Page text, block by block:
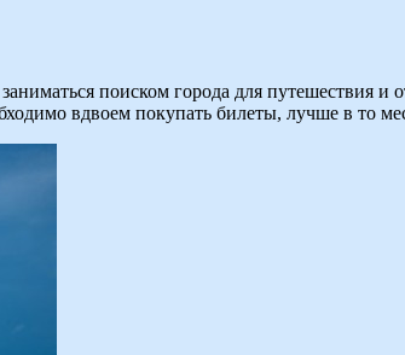
поиском города для путешествия и
вдвоем покупать билеты, лучше в то